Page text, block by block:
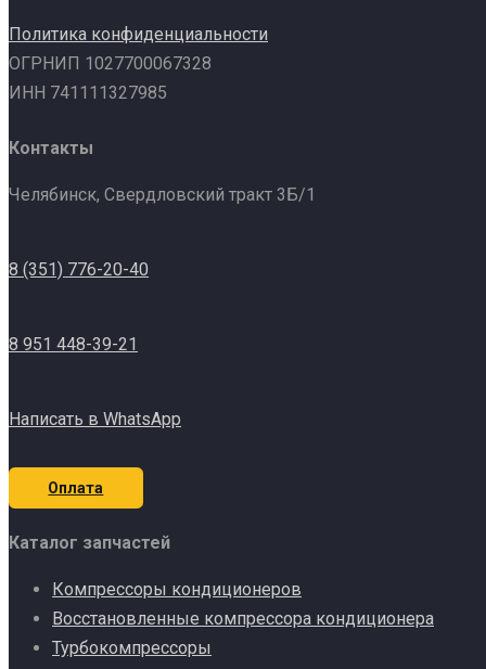
Политика конфиденциальности
ОГРНИП 1027700067328
ИНН 741111327985
Контакты
Челябинск, Свердловский тракт 3Б/1
8 (351) 776-20-40
8 951 448-39-21
Написать в WhatsApp
Оплата
Каталог запчастей
Компрессоры кондиционеров
Восстановленные компрессора кондиционера
Турбокомпрессоры